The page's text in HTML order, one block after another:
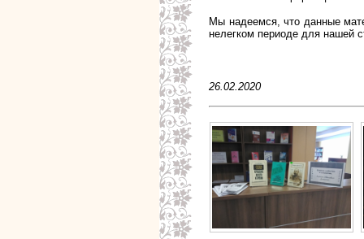
Мы надеемся, что данные
нелегком периоде для нашей
26.02.2020